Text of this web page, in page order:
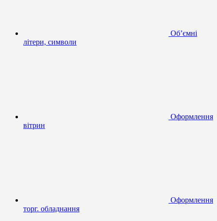
Об’ємні
літери, символи
Оформлення
вітрин
Оформлення
торг. обладнання